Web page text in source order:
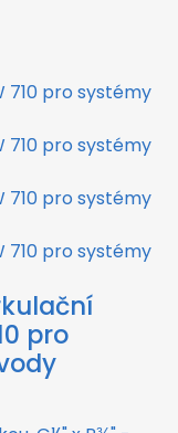
pro